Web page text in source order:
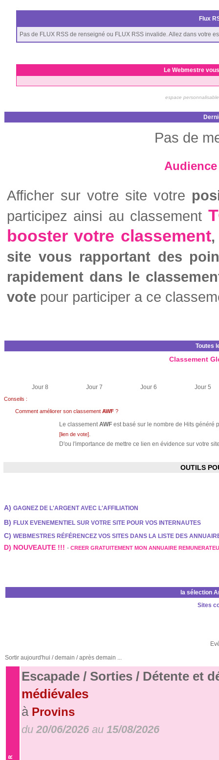
Flux
Pas de FLUX RSS de renseigné ou FLUX RSS invalide. Allez dans votre
Le Webmestre
espace
Pas de
Afficher sur votre site votre
participez ainsi au classement
booster votre classement,
site vous rapportant des
rapidement dans le
vote pour participer a ce
Toutes
Classement
Jour 8 Jour 7 Jour 6 Jour 5
Conseils :
Comment améliorer son classement AWF ?
Le classementAWF est basé sur le nombre de Hits généré
[lien de vote].
D'ou l'importance de mettre ce lien en évidence sur votre
OUTILS
A) GAGNEZ DE L'ARGENT AVEC L'AFFILIATION
B) FLUX EVENEMENTIEL SUR VOTRE SITE POUR VOS INTERNAUTES
C) WEBMESTRES RÉFÉRENCEZ VOS SITES DANS LA LISTE DES
D) NOUVEAUTE !!! - CREER GRATUITEMENT MON ANNUAIRE
la sélection
Sites
Sortir aujourd'hui / demain / après demain ...
Escapade / Sorties / Détente et
médiévales
à Provins
du 20/06/2026 au 15/08/2026